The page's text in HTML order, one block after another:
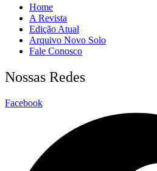
Home
A Revista
Edição Atual
Arquivo Novo Solo
Fale Conosco
Nossas Redes
Facebook